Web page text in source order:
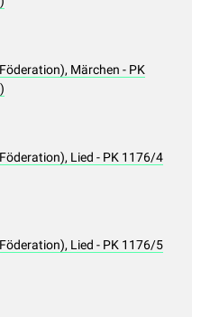
Märchen - PK
Lied - PK 1176/4
Lied - PK 1176/5